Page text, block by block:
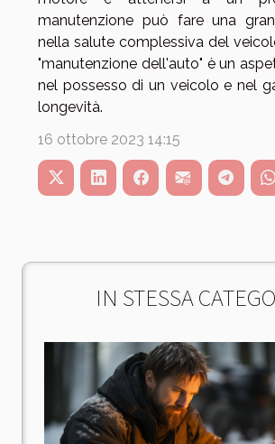
manutenzione può fare una
nella salute complessiva del
"manutenzione dell'auto" è un
nel possesso di un veicolo e nel
longevità.
16 ottobre 2023 14:15
IN STESSA